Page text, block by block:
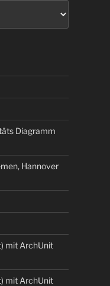
Diagramm
Hannover
mit ArchUnit
mit ArchUnit